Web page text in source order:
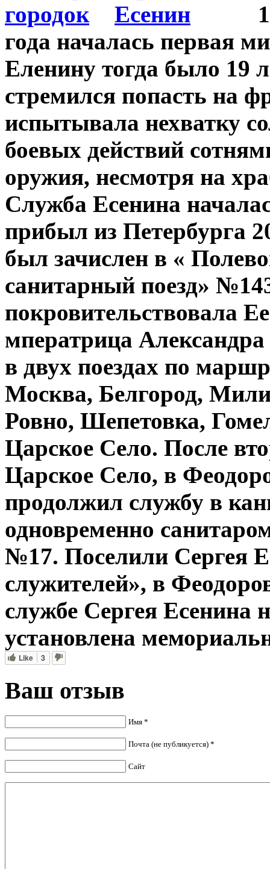
года началась первая
Еленину тогда было 19
стремился попасть на
испытывала нехватку
боевых действий
оружия, несмотря на
Служба Есенина
прибыл из Петербурга
был зачислен в «
санитарный поезд»
покровительствовала
мператрица
в двух поездах по
Москва, Белгород,
Ровно, Шепетовка,
Царское Село. После
Царское Село, в
продолжил службу в
одновременно
№17. Поселили Сергея
служителей», в
службе Сергея Есенина
установлена
Like 3
Ваш отзыв
Имя *
Почта (не публикуется) *
Сайт